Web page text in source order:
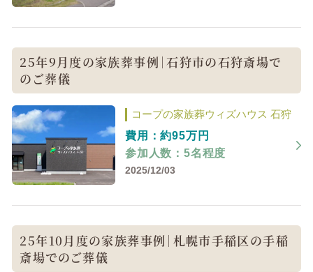
25年9月度の家族葬事例｜石狩市の石狩斎場で
のご葬儀
コープの家族葬ウィズハウス 石狩
費用：約95万円
参加人数：5名程度
2025/12/03
25年10月度の家族葬事例｜札幌市手稲区の手稲
斎場でのご葬儀